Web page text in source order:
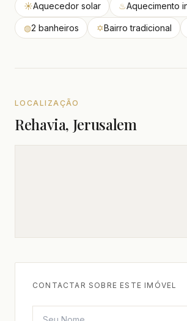
☀Aquecedor solar ♨Aquecimento
◍2 banheiros ✡Bairro tradicional
LOCALIZAÇÃO
Rehavia, Jerusalem
CONTACTAR SOBRE ESTE IMÓVEL